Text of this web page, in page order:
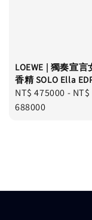
LOEWE | 獨奏宣言
香精 SOLO Ella
Regular
price
NT$ 475000 - NT$
688000